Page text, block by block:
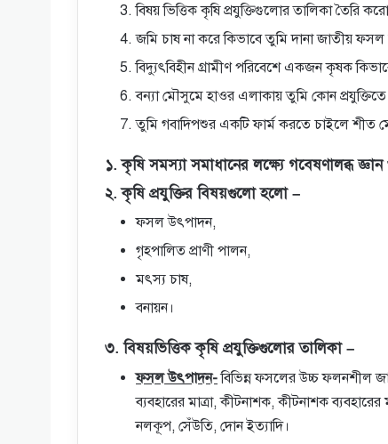
বিষয় ভিত্তিক কৃষি প্রযুক্তিগুলোর তালিকা তৈরি
জমি চাষ না করে কিভাবে তুমি দানা জাতীয়
বিদ্যুৎবিহীন গ্রামীণ পরিবেশে একজন কৃষক
বন্যা মৌসুমে হাওর এলাকায় তুমি কোন
তুমি গবাদিপশুর একটি ফার্ম করতে চাইলে
১. কৃষি সমস্যা সমাধানের লক্ষ্যে গবেষণালব্ধ
২. কৃষি প্রযুক্তির বিষয়গুলো হলো –
ফসল উৎপাদন,
গৃহপালিত প্রাণী পালন,
মৎস্য চাষ,
বনায়ন।
৩. বিষয়ভিত্তিক কৃষি প্রযুক্তিগুলোর তালিকা –
ফসল উৎপাদন-বিভিন্ন ফসলের উচ্চ ফলনশীল
ব্যবহারের মাত্রা, কীটনাশক, কীটনাশক
নলকূপ, সেঁউতি, দোন ইত্যাদি।